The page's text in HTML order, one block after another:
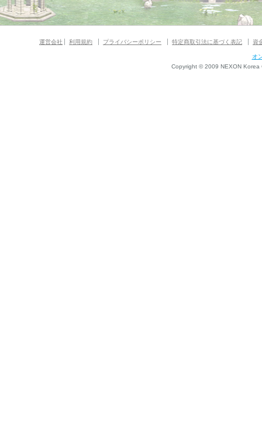
運営会社 利用規約 プライバシーポリシー 特定商取引法に基づく表記 資
オ
Copyright © 2009 NEXON Korea